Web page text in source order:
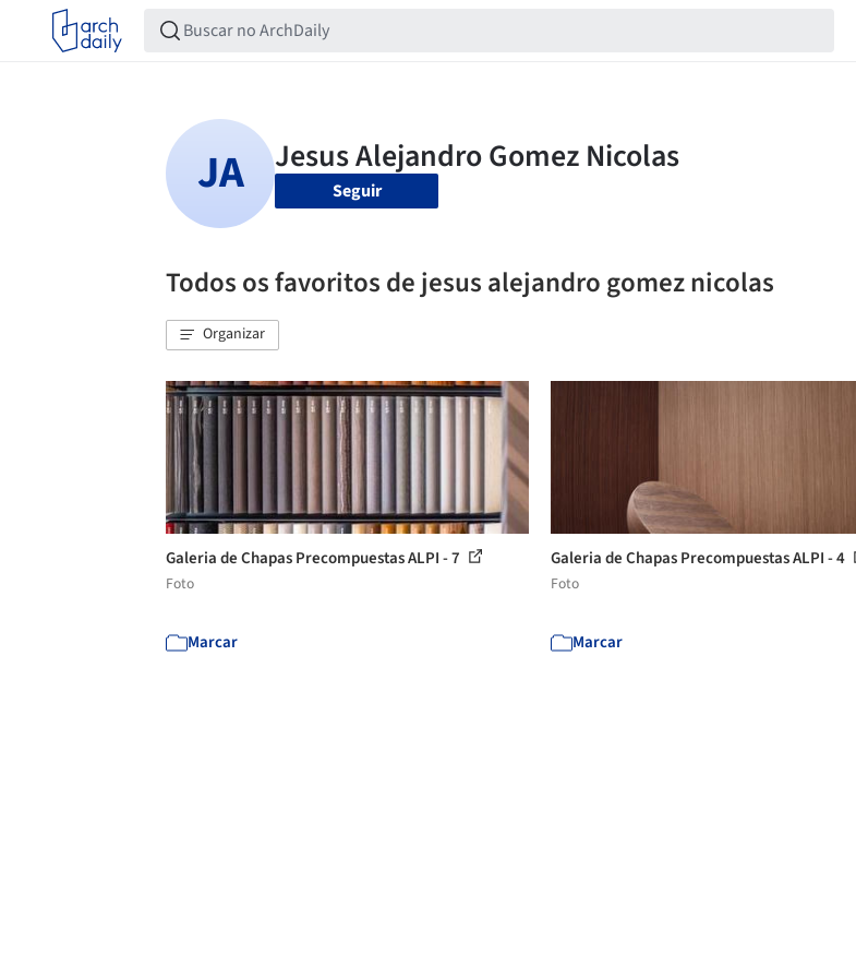
Seguir
Todos os favoritos de jesus alejandro gomez nicolas
Organizar
Galeria de Chapas Precompuestas ALPI - 7
Foto
Marcar
Galeria de Chapas Precompuestas ALPI - 4
Foto
Marcar